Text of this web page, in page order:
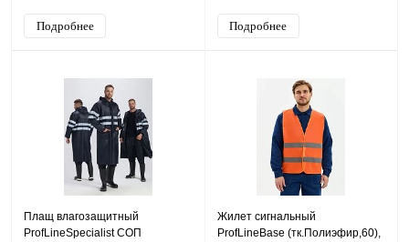
Подробнее Подробнее
Плащ влагозащитный
ProfLineSpecialist СОП
Жилет сигнальный
ProfLineBase (тк.Полиэфир,60),